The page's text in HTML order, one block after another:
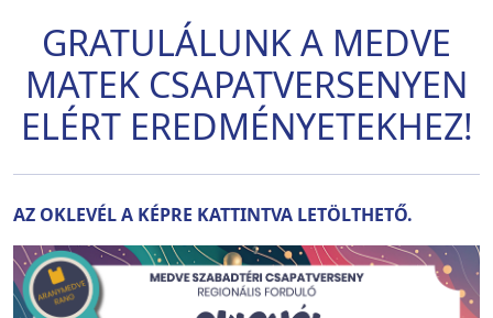
GRATULÁLUNK A MEDVE
MATEK CSAPATVERSENYEN
ELÉRT EREDMÉNYETEKHEZ!
AZ OKLEVÉL A KÉPRE KATTINTVA LETÖLTHETŐ.